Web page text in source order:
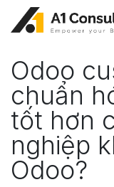
Bỏ qua để đến Nội dung
Odoo
chuẩn
tốt hơn
nghiệp
Odoo?